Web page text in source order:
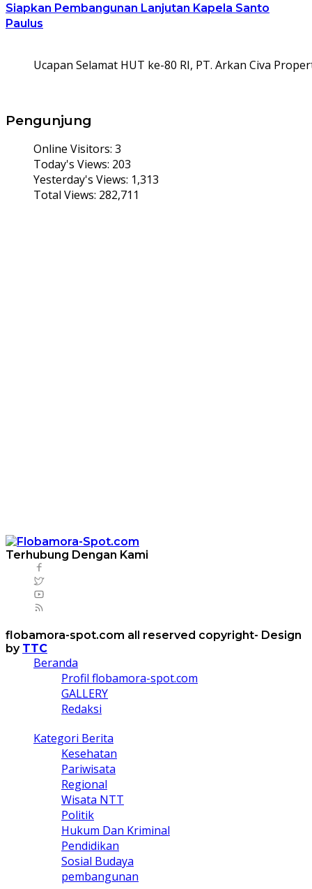
Siapkan Pembangunan Lanjutan Kapela Santo
Paulus
Ucapan Selamat HUT ke-80 RI, PT. Arkan Civa
Pengunjung
Online Visitors: 3
Today's Views: 203
Yesterday's Views: 1,313
Total Views: 282,711
Terhubung Dengan Kami
flobamora-spot.com all reserved copyright- Design
by TTC
Beranda
Profil flobamora-spot.com
GALLERY
Redaksi
Kategori Berita
Kesehatan
Pariwisata
Regional
Wisata NTT
Politik
Hukum Dan Kriminal
Pendidikan
Sosial Budaya
pembangunan